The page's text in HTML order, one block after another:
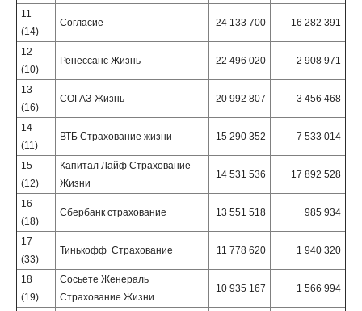
11
(14)
Согласие 24 133 700 16 282 391
12
(10)
Ренессанс Жизнь 22 496 020 2 908 971
13
(16)
СОГАЗ-Жизнь 20 992 807 3 456 468
14
(11)
ВТБ Страхование жизни 15 290 352 7 533 014
15
(12)
Капитал Лайф Страхование
Жизни
14 531 536 17 892 528
16
(18)
Сбербанк страхование 13 551 518 985 934
17
(33)
Тинькофф Страхование 11 778 620 1 940 320
18
(19)
Сосьете Женераль
Страхование Жизни
10 935 167 1 566 994